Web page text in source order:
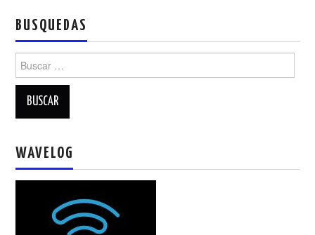
BUSQUEDAS
WAVELOG